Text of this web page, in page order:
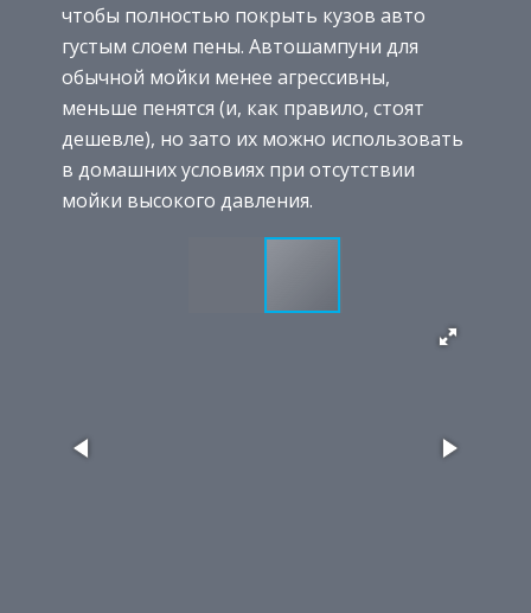
чтобы полностью покрыть кузов авто
густым слоем пены. Автошампуни для
обычной мойки менее агрессивны,
меньше пенятся (и, как правило, стоят
дешевле), но зато их можно использовать
в домашних условиях при отсутствии
мойки высокого давления.